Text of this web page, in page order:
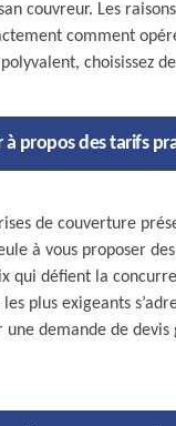
couvreur. Les
comment
choisissez
propos des tarifs
de couverture
à vous proposer
qui défient la
plus exigeants
une demande de